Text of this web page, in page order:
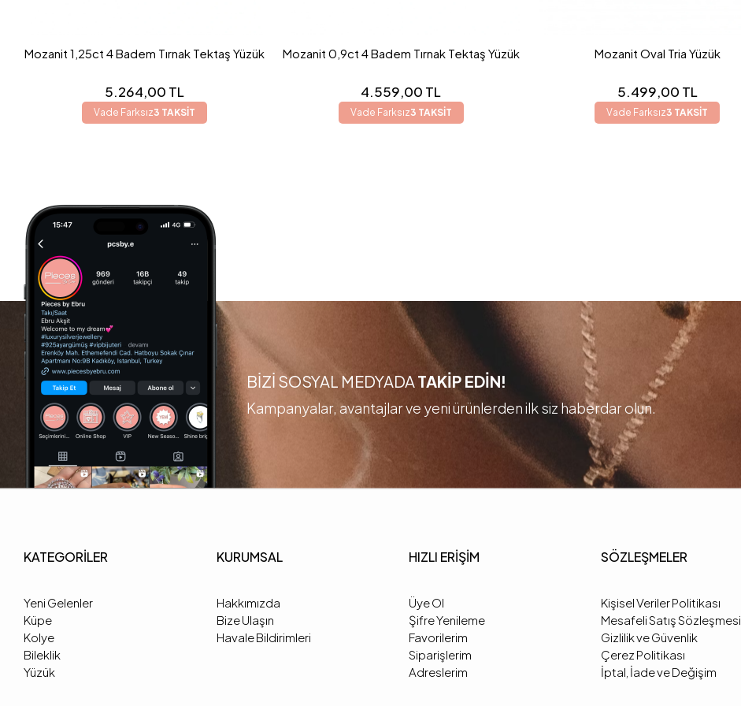
Mozanit 1,25ct 4 Badem Tırnak Tektaş Yüzük
5.264,00 TL
Vade Farksız3 TAKSİT
Mozanit 0,9ct 4 Badem Tırnak Tektaş Yüzük
4.559,00 TL
Vade Farksız3 TAKSİT
Mozanit Oval Tria Yüzük
5.499,00 TL
Vade Farksız3 TAKSİT
BİZİ SOSYAL MEDYADA TAKİP EDİN!
Kampanyalar, avantajlar ve yeni ürünlerden ilk siz haberdar olun.
KATEGORİLER
Yeni Gelenler
Küpe
Kolye
Bileklik
Yüzük
KURUMSAL
Hakkımızda
Bize Ulaşın
Havale Bildirimleri
HIZLI ERİŞİM
Üye Ol
Şifre Yenileme
Favorilerim
Siparişlerim
Adreslerim
SÖZLEŞMELER
Kişisel Veriler Politikası
Mesafeli Satış Sözleşmesi
Gizlilik ve Güvenlik
Çerez Politikası
İptal, İade ve Değişim